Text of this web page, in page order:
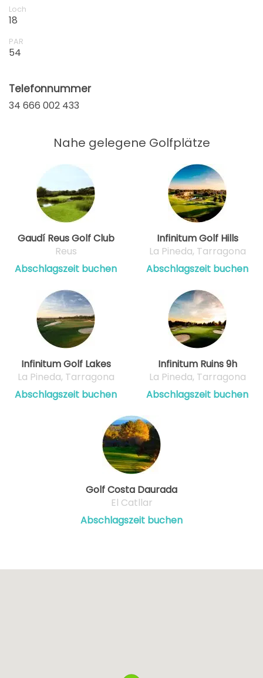
Loch
18
PAR
54
Telefonnummer
34 666 002 433
Nahe gelegene Golfplätze
Gaudí Reus Golf Club
Reus
Abschlagszeit buchen
Infinitum Golf Hills
La Pineda, Tarragona
Abschlagszeit buchen
Infinitum Golf Lakes
La Pineda, Tarragona
Abschlagszeit buchen
Infinitum Ruins 9h
La Pineda, Tarragona
Abschlagszeit buchen
Golf Costa Daurada
El Catllar
Abschlagszeit buchen